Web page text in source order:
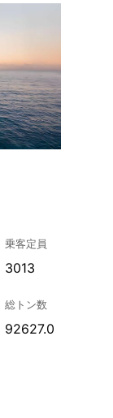
乗客定員
3013
総トン数
92627.0